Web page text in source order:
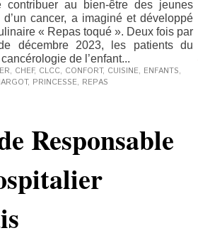
contribuer au bien-être des jeunes
d’un cancer, a imaginé et développé
« Repas toqué ». Deux fois par
décembre 2023, les patients du
de l’enfant...
, CHEF, CLCC, CONFORT, CUISINE, ENFANTS,
, PRINCESSE, REPAS
Responsable